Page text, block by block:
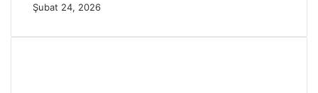
Şubat 24, 2026